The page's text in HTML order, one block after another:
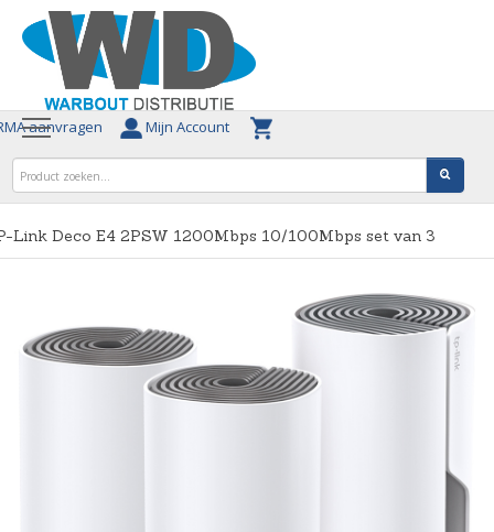
aanvragen Mijn Account
Link Deco E4 2PSW 1200Mbps 10/100Mbps set van 3